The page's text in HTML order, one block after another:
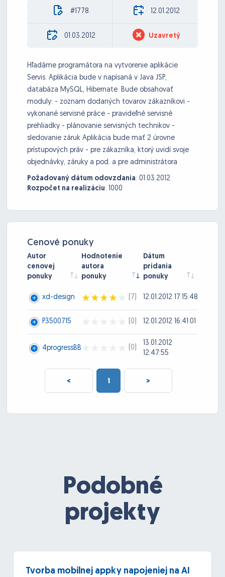
#1778 12.01.2012
01.03.2012 Uzavretý
Hľadáme programátora na vytvorenie aplikácie
Servis. Aplikácia bude v napísaná v Java JSP,
databáza MySQL, Hibernate. Bude obsahovať
moduly: - zoznam dodaných tovarov zákazníkovi -
vykonané servisné práce - pravideľné servisné
prehliadky - plánovanie servisných technikov -
sledovanie záruk Aplikácia bude mať 2 úrovne
prístupových práv - pre zákazníka, ktorý uvidí svoje
objednávky, záruky a pod. a pre administrátora
Požadovaný dátum odovzdania: 01.03.2012
Rozpočet na realizáciu: 1000
Cenové ponuky
Autor
cenovej
ponuky
Hodnotenie
autora
ponuky
Dátum
pridania
ponuky
xd-design (7) 12.01.2012 17:15:48
P3500715 (0) 12.01.2012 16:41:01
4progressBB (0)
13.01.2012
12:47:55
< 1 >
Podobné
projekty
Tvorba mobilnej appky napojeniej na AI